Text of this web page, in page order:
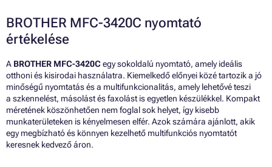
BROTHER MFC-3420C nyomtató
értékelése
A BROTHER MFC-3420C egy sokoldalú nyomtató, amely ideális
otthoni és kisirodai használatra. Kiemelkedő előnyei közé tartozik a jó
minőségű nyomtatás és a multifunkcionalitás, amely lehetővé teszi
a szkennelést, másolást és faxolást is egyetlen készülékkel. Kompakt
méretének köszönhetően nem foglal sok helyet, így kisebb
munkaterületeken is kényelmesen elfér. Azok számára ajánlott, akik
egy megbízható és könnyen kezelhető multifunkciós nyomtatót
keresnek kedvező áron.